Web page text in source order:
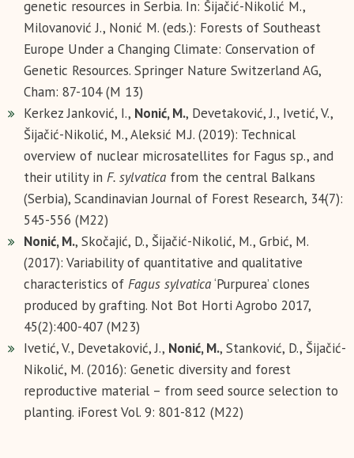
genetic resources in Serbia. In: Šijačić-Nikolić M.,
Milovanović J., Nonić M. (eds.): Forests of Southeast
Europe Under a Changing Climate: Conservation of
Genetic Resources. Springer Nature Switzerland AG,
Cham: 87-104 (М 13)
Kerkez Janković, I., Nonić, M., Devetaković, J., Ivetić, V.,
Šijačić-Nikolić, M., Aleksić M.J. (2019): Technical
overview of nuclear microsatellites for Fagus sp., and
their utility in F. sylvatica from the central Balkans
(Serbia), Scandinavian Journal of Forest Research, 34(7):
545-556 (М22)
Nonić, M., Skočajić, D., Šijačić-Nikolić, M., Grbić, M.
(2017): Variability of quantitative and qualitative
characteristics of Fagus sylvatica‘Purpurea’ clones
produced by grafting. Not Bot Horti Agrobo 2017,
45(2):400-407 (М23)
Ivetić, V., Devetaković, J., Nonić, M., Stanković, D., Šijačić-
Nikolić, M. (2016): Genetic diversity and forest
reproductive material – from seed source selection to
planting. iForest Vol. 9: 801-812 (М22)